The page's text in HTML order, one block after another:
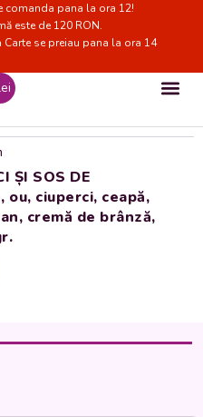
comanda pana la ora 12!
este de 120 RON.
se preiau pana la ora 14
ȘI SOS DE
ou, ciuperci, ceapă,
cremă de brânză,